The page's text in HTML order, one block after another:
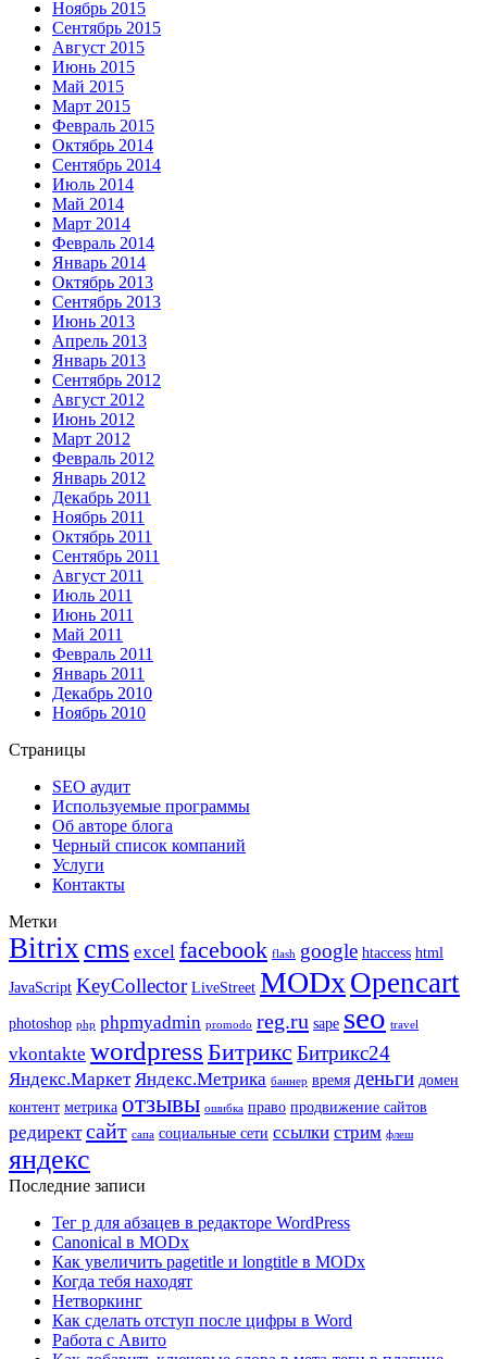
Ноябрь 2015
Сентябрь 2015
Август 2015
Июнь 2015
Май 2015
Март 2015
Февраль 2015
Октябрь 2014
Сентябрь 2014
Июль 2014
Май 2014
Март 2014
Февраль 2014
Январь 2014
Октябрь 2013
Сентябрь 2013
Июнь 2013
Апрель 2013
Январь 2013
Сентябрь 2012
Август 2012
Июнь 2012
Март 2012
Февраль 2012
Январь 2012
Декабрь 2011
Ноябрь 2011
Октябрь 2011
Сентябрь 2011
Август 2011
Июль 2011
Июнь 2011
Май 2011
Февраль 2011
Январь 2011
Декабрь 2010
Ноябрь 2010
Страницы
SEO аудит
Используемые программы
Об авторе блога
Черный список компаний
Услуги
Контакты
Метки
Bitrix cms excel facebook flash google htaccess html
JavaScript KeyCollector LiveStreet MODx Opencart
photoshop php phpmyadmin promodo reg.ru sape seo travel
vkontakte wordpress Битрикс Битрикс24
Яндекс.Маркет Яндекс.Метрика баннер время деньги домен
контент метрика отзывы ошибка право продвижение сайтов
редирект сайт сапа социальные сети ссылки стрим флеш
яндекс
Последние записи
Тег p для абзацев в редакторе WordPress
Canonical в MODx
Как увеличить pagetitle и longtitle в MODx
Когда тебя находят
Нетворкинг
Как сделать отступ после цифры в Word
Работа с Авито